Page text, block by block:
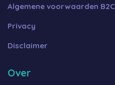
Algemene voorwaarden B2C
Privacy
Disclaimer
Over